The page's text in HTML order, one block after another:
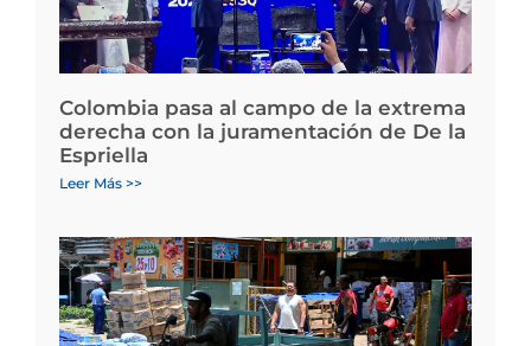
Colombia pasa al campo de la extrema
derecha con la juramentación de De la
Espriella
Leer Más >>